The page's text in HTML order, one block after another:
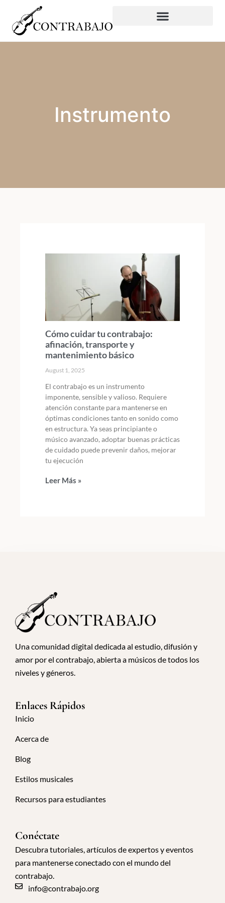
Instrumento
Cómo cuidar tu contrabajo:
afinación, transporte y
mantenimiento básico
August 1, 2025
El contrabajo es un instrumento
imponente, sensible y valioso. Requiere
atención constante para mantenerse en
óptimas condiciones tanto en sonido como
en estructura. Ya seas principiante o
músico avanzado, adoptar buenas prácticas
de cuidado puede prevenir daños, mejorar
tu ejecución
Leer Más »
Una comunidad digital dedicada al estudio, difusión y
amor por el contrabajo, abierta a músicos de todos los
niveles y géneros.
Enlaces Rápidos
Inicio
Acerca de
Blog
Estilos musicales
Recursos para estudiantes
Conéctate
Descubra tutoriales, artículos de expertos y eventos
para mantenerse conectado con el mundo del
contrabajo.
info@contrabajo.org